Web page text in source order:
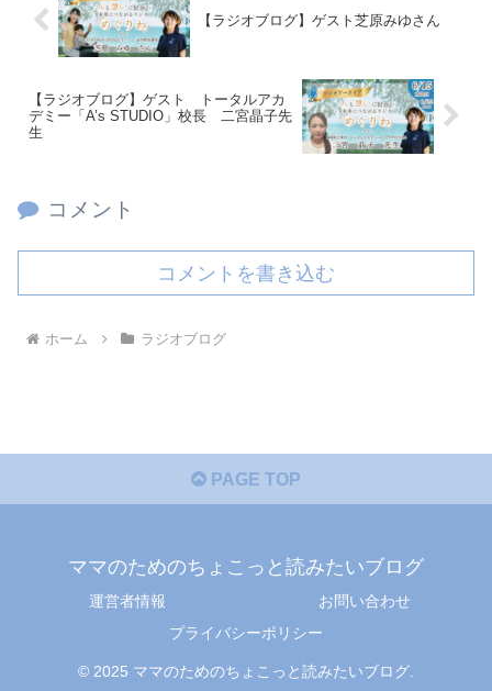
【ラジオブログ】ゲスト芝原みゆさん
【ラジオブログ】ゲスト トータルアカ
デミー「A’s STUDIO」校長 二宮晶子先
生
コメント
コメントを書き込む
ホーム ラジオブログ
PAGE TOP
ママのためのちょこっと読みたいブログ
運営者情報
お問い合わせ
プライバシーポリシー
© 2025 ママのためのちょこっと読みたいブログ.